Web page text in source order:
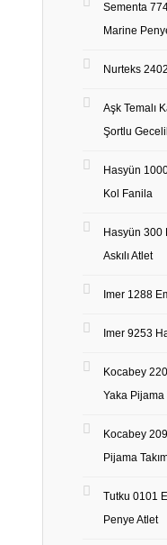
Sementa
Marine
Nurteks
Aşk Temalı
Şortlu
Hasyün
Kol Fanila
Hasyün 300
Askılı Atlet
Imer 1288
Imer 9253
Kocabey
Yaka Pijama
Kocabey
Pijama
Tutku 0101
Penye Atlet